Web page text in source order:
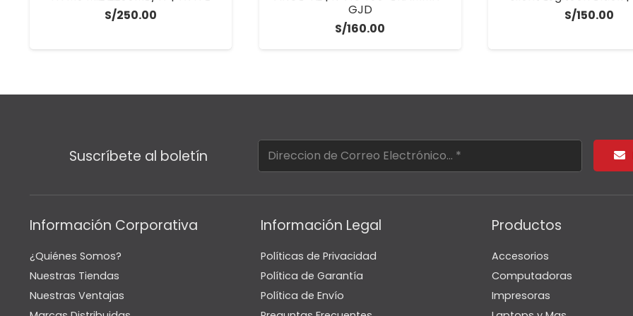
S/250.00
GJD
S/160.00
S/150.00
Suscríbete al boletín
Información Corporativa
¿Quiénes Somos?
Nuestras Tiendas
Nuestras Ventajas
Información Legal
Políticas de Privacidad
Política de Garantía
Política de Envío
Productos
Accesorios
Computadoras
Impresoras